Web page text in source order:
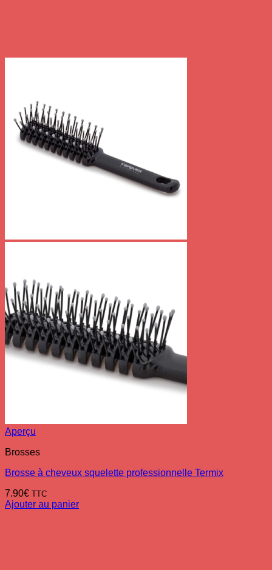
Aperçu
Brosses
Brosse à cheveux squelette professionnelle Termix
7.90€ TTC
Ajouter au panier